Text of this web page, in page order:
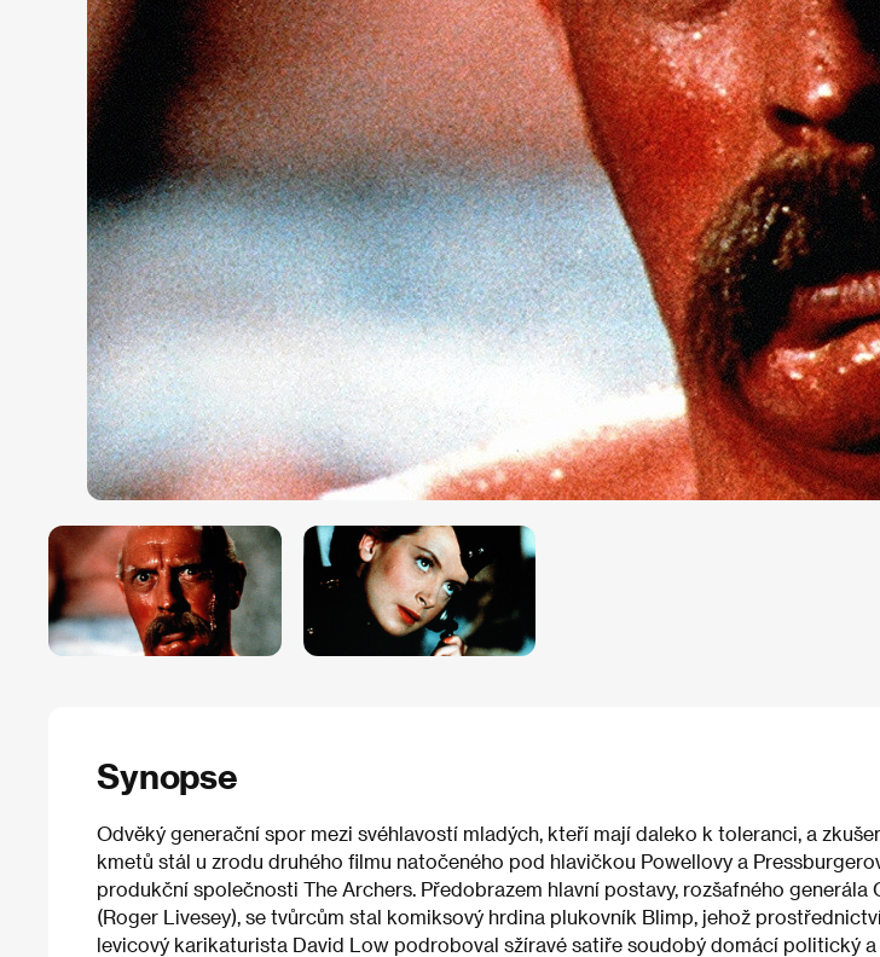
Synopse
Odvěký generační spor mezi svéhlavostí mladých, kteří mají daleko k toleranci, a
kmetů stál u zrodu druhého filmu natočeného pod hlavičkou Powellovy a
produkční společnosti The Archers. Předobrazem hlavní postavy, rozšafného generála
(Roger Livesey), se tvůrcům stal komiksový hrdina plukovník Blimp, jehož
levicový karikaturista David Low podroboval sžíravé satiře soudobý domácí politický a